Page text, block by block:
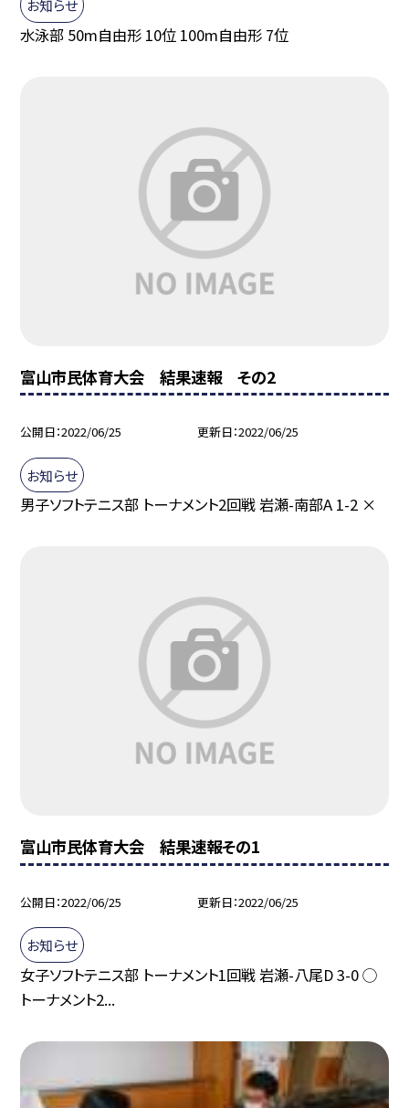
お知らせ
水泳部 50m自由形 10位 100m自由形 7位
富山市民体育大会 結果速報 その2
公開日 2022/06/25 更新日 2022/06/25
お知らせ
男子ソフトテニス部 トーナメント2回戦 岩瀬-南部A 1-2 ×
富山市民体育大会 結果速報その1
公開日 2022/06/25 更新日 2022/06/25
お知らせ
女子ソフトテニス部 トーナメント1回戦 岩瀬-八尾D 3-0 ◯
トーナメント2...